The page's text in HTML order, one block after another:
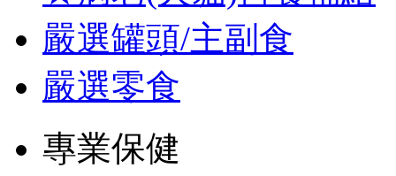
嚴選罐頭/主副食
嚴選零食
專業保健